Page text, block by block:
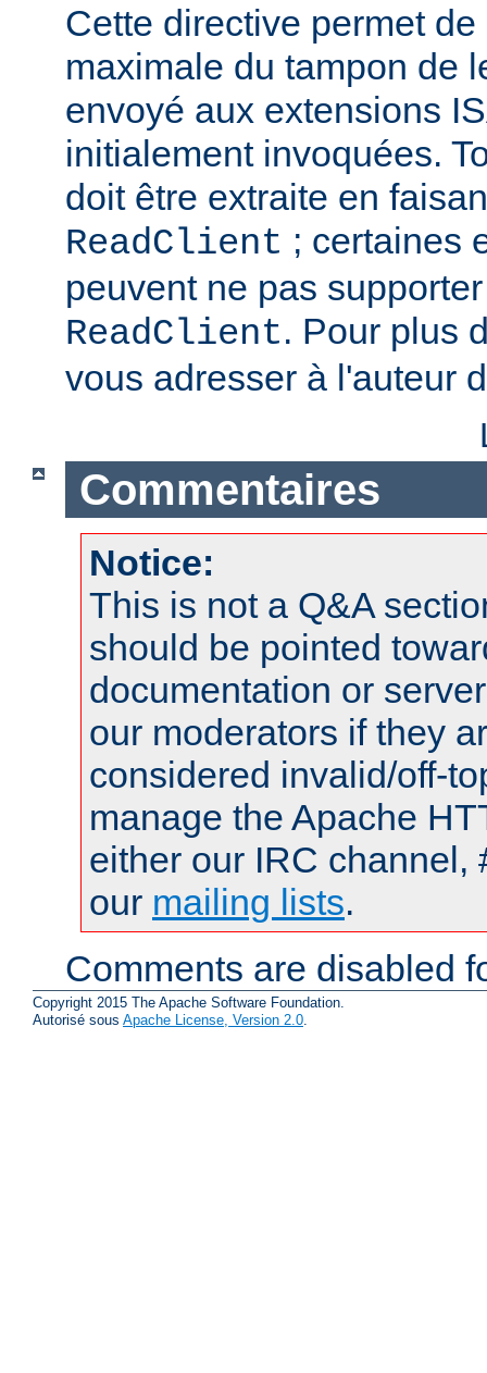
Cette directive permet
maximale du tampon de
envoyé aux extensions
initialement invoquées.
doit être extraite en
ReadClient ; certaines
peuvent ne pas
ReadClient. Pour plus
vous adresser à l'auteur
Commentaires
Notice:
This is not a Q&A
should be pointed
documentation or
our moderators if they
considered invalid/off-
manage the Apache
either our IRC channel,
our mailing lists.
Comments are disabled
Copyright 2015 The Apache Software Foundation.
Autorisé sous Apache License, Version 2.0